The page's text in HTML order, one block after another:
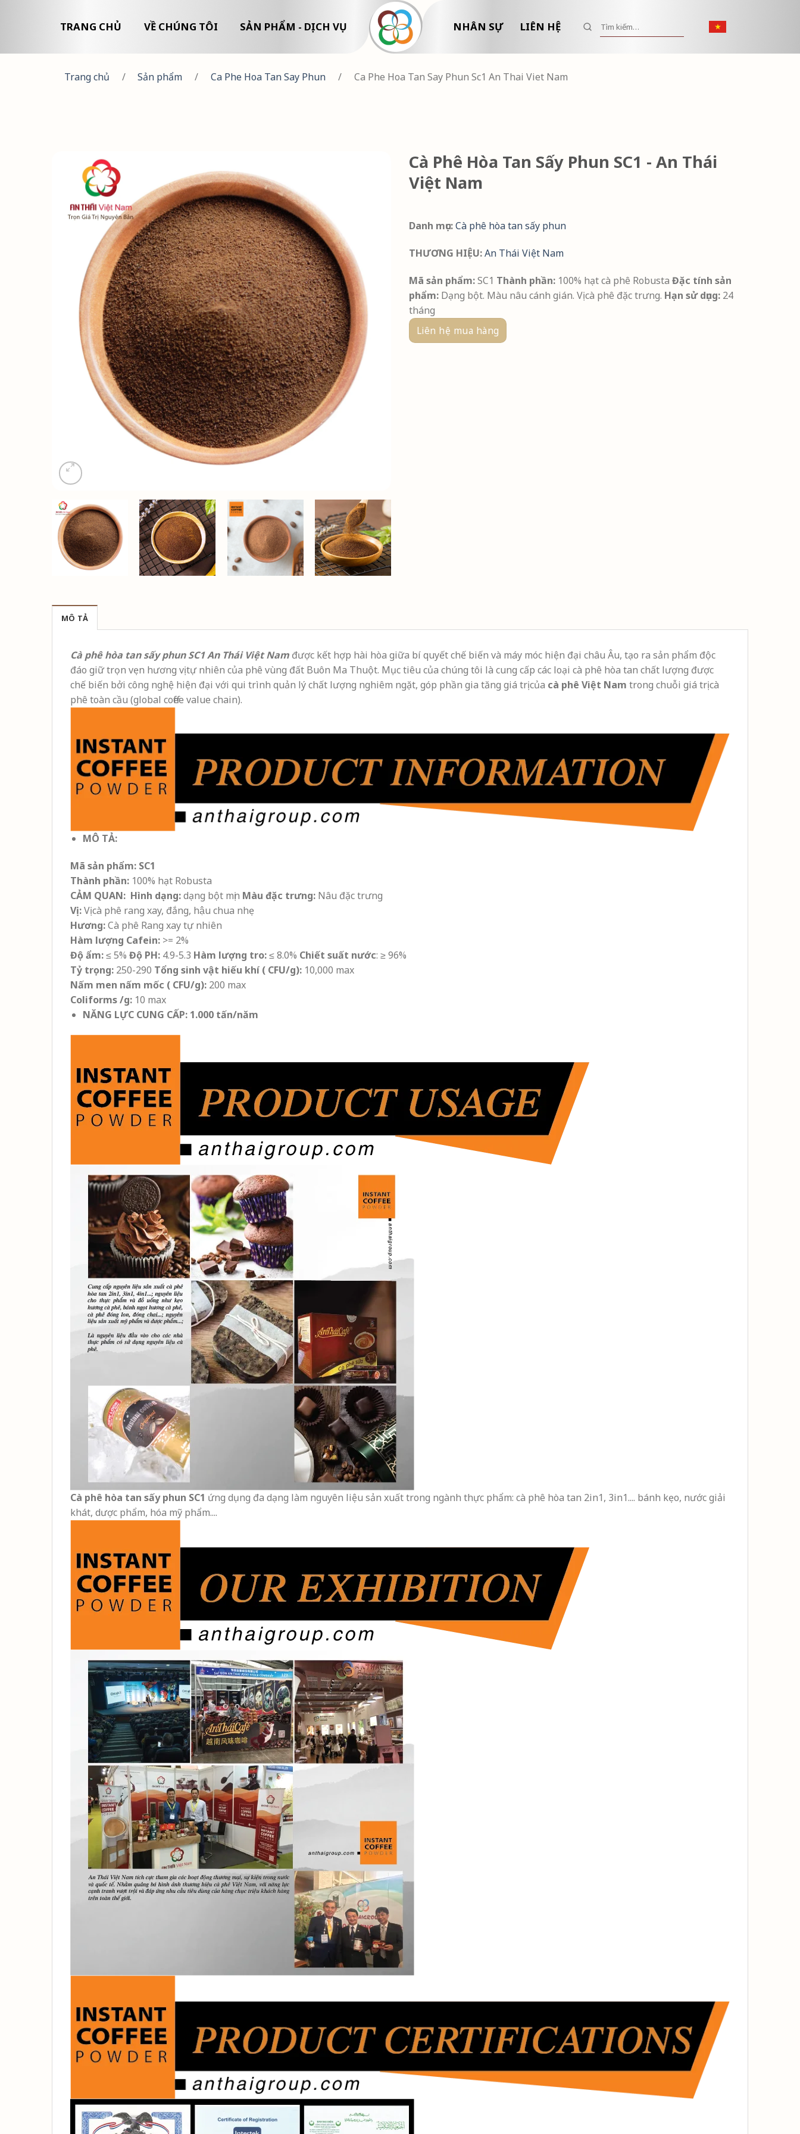
TRANG CHỦ VỀ CHÚNG TÔI SẢN PHẨM - DỊCH VỤ NHÂN SỰ LIÊN HỆ Tìm kiếm:
Trang chủ / Sản phẩm / Ca Phe Hoa Tan Say Phun / Ca Phe Hoa Tan Say Phun Sc1 An Thai Viet Nam
Cà Phê Hòa Tan Sấy Phun SC1 - An Thái
Việt Nam
Danh mục:Cà phê hòa tan sấy phun
THƯƠNG HIỆU:An Thái Việt Nam
Mã sản phẩm:SC1 Thành phần: 100% hạt cà phê Robusta Đặc tính sản
phẩm: Dạng bột. Màu nâu cánh gián. Vị cà phê đặc trưng. Hạn sử dụng: 24
tháng
Liên hệ mua hàng
MÔ TẢ
Cà phê hòa tan sấy phun SC1 An Thái Việt Nam được kết hợp hài hòa giữa bí quyết chế biến và máy móc hiện đại châu Âu, tạo ra sản phẩm độc
đáo giữ trọn vẹn hương vị tự nhiên của phê vùng đất Buôn Ma Thuột. Mục tiêu của chúng tôi là cung cấp các loại cà phê hòa tan chất lượng được
chế biến bởi công nghệ hiện đại với qui trình quản lý chất lượng nghiêm ngặt, góp phần gia tăng giá trị của cà phê Việt Nam trong chuỗi giá trị cà
phê toàn cầu (global coffee value chain).
MÔ TẢ:
Mã sản phẩm: SC1
Thành phần: 100% hạt Robusta
CẢM QUAN: Hình dạng:dạng bột mịn Màu đặc trưng: Nâu đặc trưng
Vị:Vị cà phê rang xay, đắng, hậu chua nhẹ
Hương:Cà phê Rang xay tự nhiên
Hàm lượng Cafein: >= 2%
Độ ẩm:≤ 5% Độ PH: 4.9-5.3 Hàm lượng tro:≤ 8.0% Chiết suất nước: ≥ 96%
Tỷ trọng: 250-290 Tổng sinh vật hiếu khí ( CFU/g): 10,000 max
Nấm men nấm mốc ( CFU/g): 200 max
Coliforms /g: 10 max
NĂNG LỰC CUNG CẤP: 1.000 tấn/năm
Cà phê hòa tan sấy phun SC1 ứng dụng đa dạng làm nguyên liệu sản xuất trong ngành thực phẩm: cà phê hòa tan 2in1, 3in1.... bánh kẹo, nước giải
khát, dược phẩm, hóa mỹ phẩm....